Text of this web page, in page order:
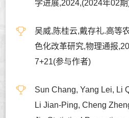
学进展,2024,(2024年02
吴威,陈桂云,戴存礼.高等
色化改革研究,物理通报
7+21(参与作者)
Sun Chang, Yang Lei, Li
Li Jian-Ping, Cheng